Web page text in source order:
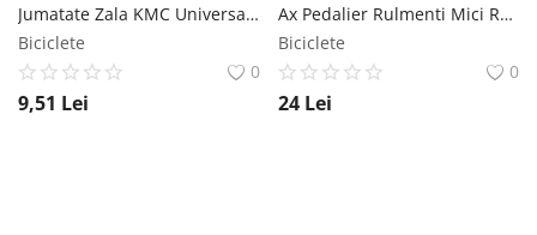
Jumatate Zala KMC Universala 1V Argintiu OEM KMC
Biciclete
0
9,51 Lei
Ax Pedalier Rulmenti Mici Rus MX Biciclete
Biciclete
0
24 Lei